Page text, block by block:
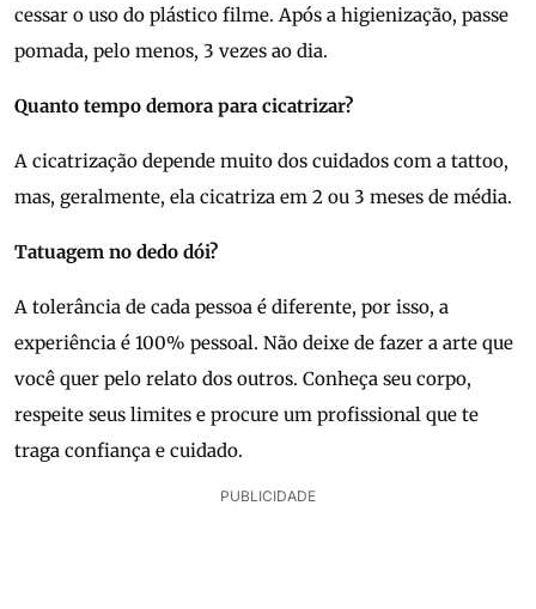
cessar o uso do plástico filme. Após a higienização, passe
pomada, pelo menos, 3 vezes ao dia.
Quanto tempo demora para cicatrizar?
A cicatrização depende muito dos cuidados com a tattoo,
mas, geralmente, ela cicatriza em 2 ou 3 meses de média.
Tatuagem no dedo dói?
A tolerância de cada pessoa é diferente, por isso, a
experiência é 100% pessoal. Não deixe de fazer a arte que
você quer pelo relato dos outros. Conheça seu corpo,
respeite seus limites e procure um profissional que te
traga confiança e cuidado.
PUBLICIDADE